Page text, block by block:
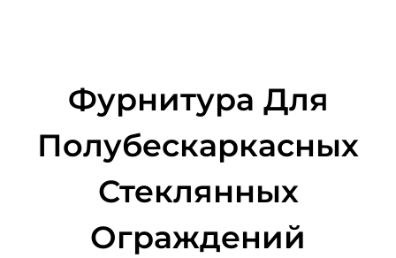
Фурнитура Для
Полубескаркасных
Стеклянных
Ограждений